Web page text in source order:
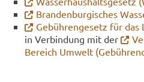
Bran­den­bur­gi­sches
Ge­büh­ren­ge­setz für das
in Ver­bin­dung mit der
Be­reich Um­welt